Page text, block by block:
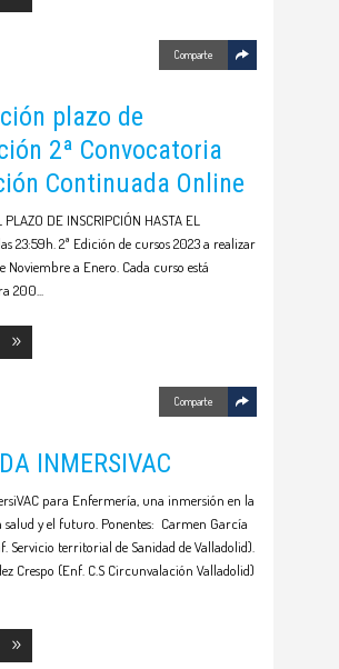
Comparte
plazo de
2ª Convocatoria
Continuada Online
PLAZO DE INSCRIPCIÓN HASTA EL
23:59h. 2ª Edición de cursos 2023 a realizar
Noviembre a Enero. Cada curso está
200
Comparte
INMERSIVAC
para Enfermería, una inmersión en la
y el futuro. Ponentes: Carmen García
Servicio territorial de Sanidad de Valladolid).
Crespo (Enf. C.S Circunvalación Valladolid)